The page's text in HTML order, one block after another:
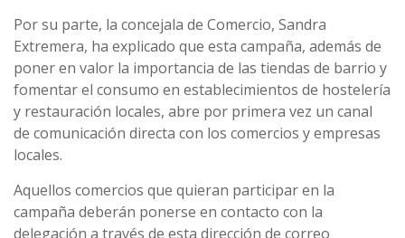
Por su parte, la concejala de Comercio, Sandra
Extremera, ha explicado que esta campaña, además de
poner en valor la importancia de las tiendas de barrio y
fomentar el consumo en establecimientos de hostelería
y restauración locales, abre por primera vez un canal
de comunicación directa con los comercios y empresas
locales.
Aquellos comercios que quieran participar en la
campaña deberán ponerse en contacto con la
delegación a través de esta dirección de correo